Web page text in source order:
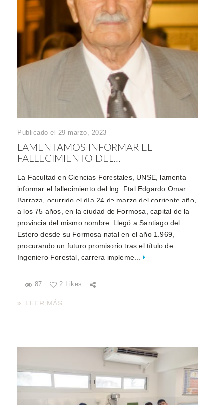
Publicado el 29 marzo, 2023
LAMENTAMOS INFORMAR EL
FALLECIMIENTO DEL...
La Facultad en Ciencias Forestales, UNSE, lamenta
informar el fallecimiento del Ing. Ftal Edgardo Omar
Barraza, ocurrido el día 24 de marzo del corriente año,
a los 75 años, en la ciudad de Formosa, capital de la
provincia del mismo nombre. Llegó a Santiago del
Estero desde su Formosa natal en el año 1.969,
procurando un futuro promisorio tras el título de
Ingeniero Forestal, carrera impleme...
87 2 Likes
LEER MÁS